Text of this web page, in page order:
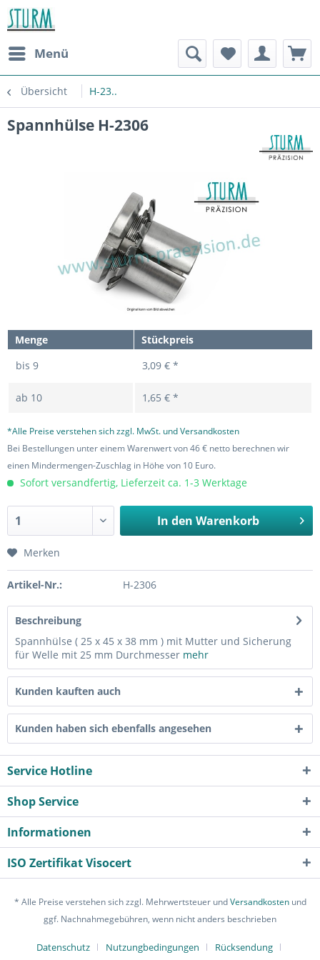
Menü
Übersicht H-23..
Spannhülse H-2306
Menge
Stückpreis
bis 9 3,09 € *
ab 10 1,65 € *
*Alle Preise verstehen sich zzgl. MwSt. und Versandkosten
Bei Bestellungen unter einem Warenwert von 46 € netto berechnen wir
einen Mindermengen-Zuschlag in Höhe von 10 Euro.
Sofort versandfertig, Lieferzeit ca. 1-3 Werktage
In den Warenkorb
Merken
Artikel-Nr.: H-2306
Beschreibung
Spannhülse ( 25 x 45 x 38 mm ) mit Mutter und Sicherung
für Welle mit 25 mm Durchmesser mehr
Kunden kauften auch
Kunden haben sich ebenfalls angesehen
Service Hotline
Shop Service
Informationen
ISO Zertifikat Visocert
* Alle Preise verstehen sich zzgl. Mehrwertsteuer undVersandkostenund
ggf. Nachnahmegebühren, wenn nicht anders beschrieben
Datenschutz Nutzungbedingungen Rücksendung